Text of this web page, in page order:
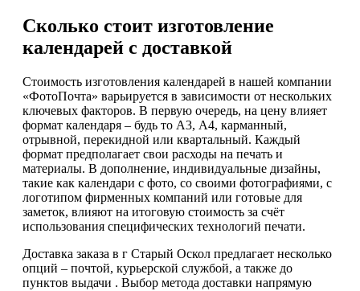
Сколько стоит изготовление
календарей с доставкой
Стоимость изготовления календарей в нашей компании
«ФотоПочта» варьируется в зависимости от нескольких
ключевых факторов. В первую очередь, на цену влияет
формат календаря – будь то А3, А4, карманный,
отрывной, перекидной или квартальный. Каждый
формат предполагает свои расходы на печать и
материалы. В дополнение, индивидуальные дизайны,
такие как календари с фото, со своими фотографиями, с
логотипом фирменных компаний или готовые для
заметок, влияют на итоговую стоимость за счёт
использования специфических технологий печати.
Доставка заказа в г Старый Оскол предлагает несколько
опций – почтой, курьерской службой, а также до
пунктов выдачи . Выбор метода доставки напрямую